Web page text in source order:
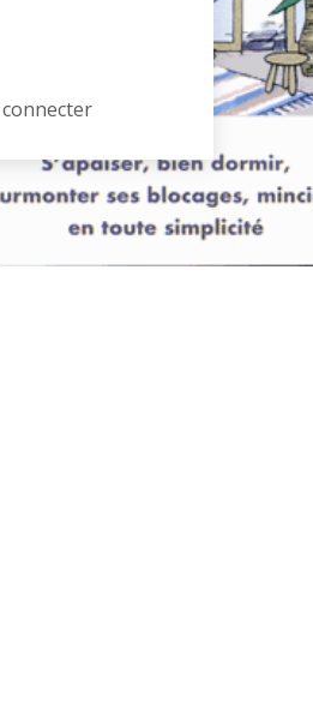
connecter